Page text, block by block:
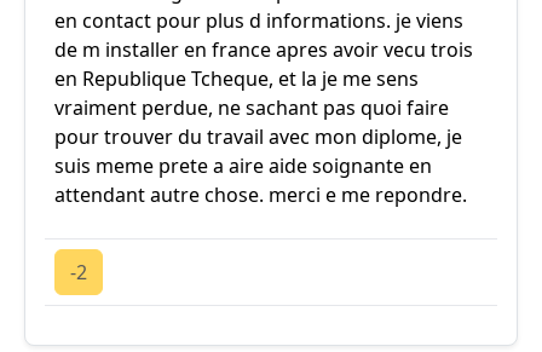
en contact pour plus d informations. je viens
de m installer en france apres avoir vecu trois
en Republique Tcheque, et la je me sens
vraiment perdue, ne sachant pas quoi faire
pour trouver du travail avec mon diplome, je
suis meme prete a aire aide soignante en
attendant autre chose. merci e me repondre.
-2